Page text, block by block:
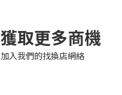
獲取更多商機
加入我們的找換店網絡